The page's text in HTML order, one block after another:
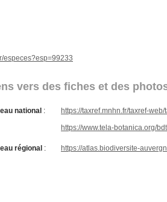
especes?esp=99233
vers des fiches et des
national :
https://taxref.mnhn.fr/taxref-
https://www.tela-botanica.org/
régional : https://atlas.biodiversite-